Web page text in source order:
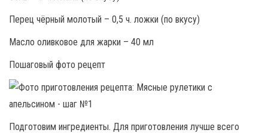
Перец чёрный молотый – 0,5 ч. ложки (по вкусу)
Масло оливковое для жарки – 40 мл
Пошаговый фото рецепт
Подготовим ингредиенты. Для приготовления лучше всего